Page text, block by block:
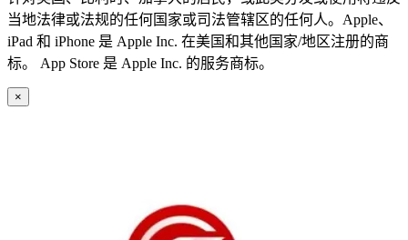
当地法律或法规的任何国家或司法管辖区的任何人。Apple、
iPad 和 iPhone 是 Apple Inc. 在美国和其他国家/地区注册的商
标。 App Store 是 Apple Inc. 的服务商标。
×